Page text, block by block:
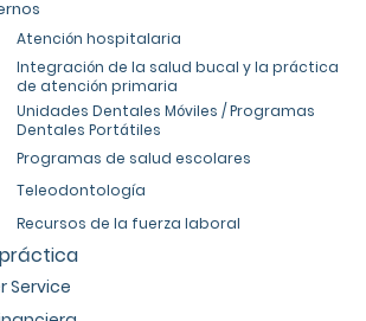
Atención hospitalaria
Integración de la salud bucal y la práctica
de atención primaria
Unidades Dentales Móviles / Programas
Dentales Portátiles
Programas de salud escolares
Teleodontología
Recursos de la fuerza laboral
Service